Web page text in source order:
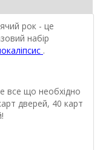
рок - це
набір
.
все що необхідно
дверей, 40 карт